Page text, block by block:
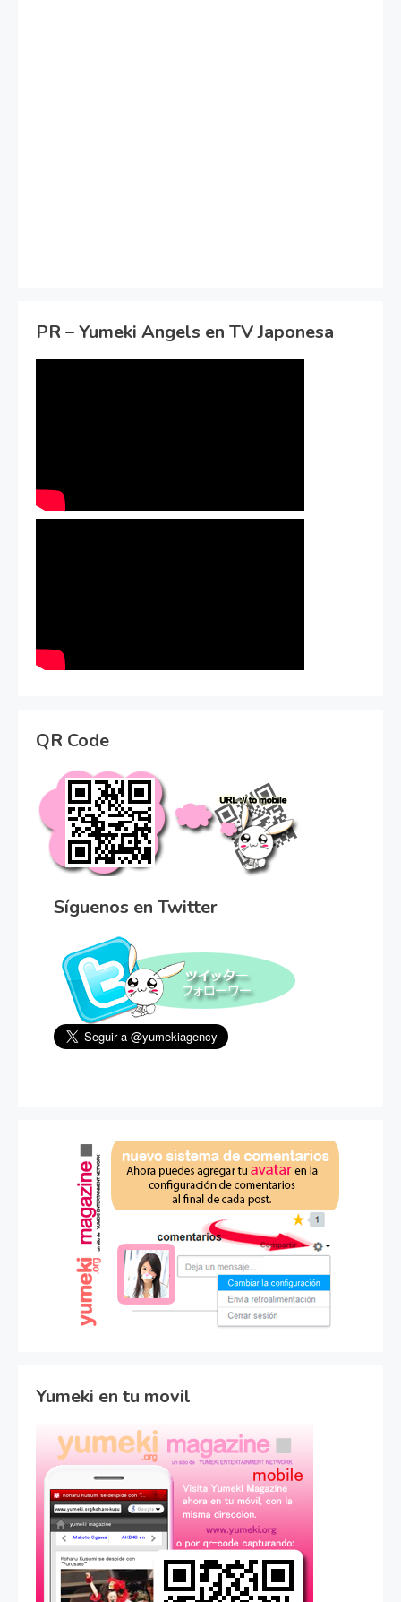
PR – Yumeki Angels en TV Japonesa
QR Code
Síguenos en Twitter
Yumeki en tu movil